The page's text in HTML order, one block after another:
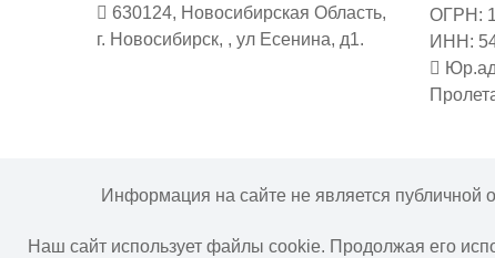
630124, Новосибирская Область,
г. Новосибирск, , ул Есенина, д1.
ОГРН:
ИНН:
Информация на сайте не является публичной
Наш сайт использует файлы cookie. Продолжая его